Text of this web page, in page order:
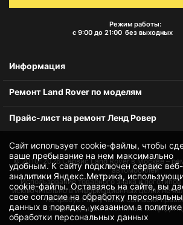
Сайт использует cookie-файлы, чтобы
ваше пребывание на нем максимально
удобным. К cайту подключен сервис веб-
аналитики Яндекс.Метрика,
cookie-файлы. Оставаясь на сайте, вы
своесогласие на обработку
данных в порядке, указанном в политике
обработки персональных данных
Режим работы:
с 9:00 до 21:00 без выходных
Информация
Ремонт Land Rover по моделям
Прайс-лист на ремонт Ленд Ровер
© 2010-2026Сервис Land Rover в Москве –
автомобилей
Использование товарного знака и логотипов
исключительно в информационных целях не
не требует получения согласия
Защита данных и политика